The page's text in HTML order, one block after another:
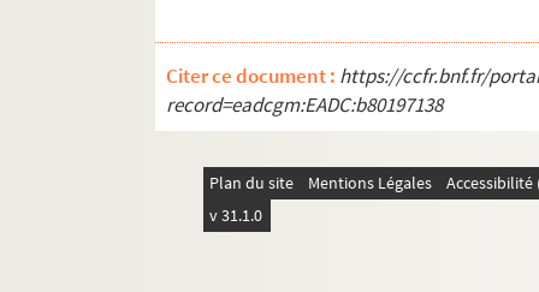
Citer ce document : https://ccfr.bnf.fr/
record=eadcgm:EADC:b80197138
Plan du site Mentions Légales
v 31.1.0